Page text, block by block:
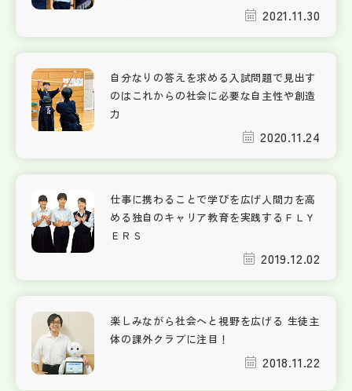
2021.11.30
自分なりの答えを求める入試問題で見出す
のはこれからの社会に必要な自主性や創造
力
2020.11.24
仕事に携わることで学びを広げ人間力を高
める独自のキャリア教育を実践するＦＬＹ
ＥＲＳ
2019.12.02
楽しみながら社会へと視野を広げる 生徒主
体の課外クラブに注目！
2018.11.22